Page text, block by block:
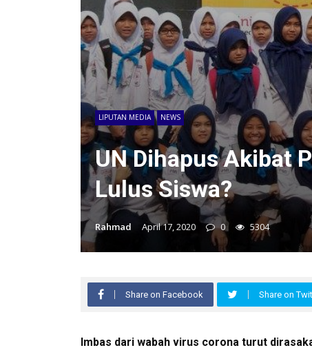
LIPUTAN MEDIA NEWS
UN Dihapus Akibat
Lulus Siswa?
Rahmad April 17, 2020 0 5304
Share on Facebook Share on
Imbas dari wabah virus corona turut